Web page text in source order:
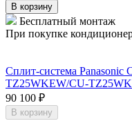
В корзину
Бесплатный монтаж
При покупке
Сплит-система Panasonic
TZ25WKEW/CU-
90 100 ₽
В корзину